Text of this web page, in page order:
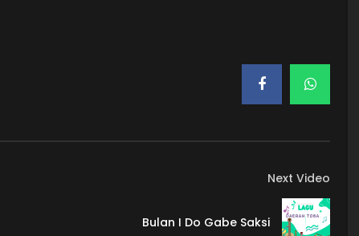
Next Video
Bulan I Do Gabe Saksi